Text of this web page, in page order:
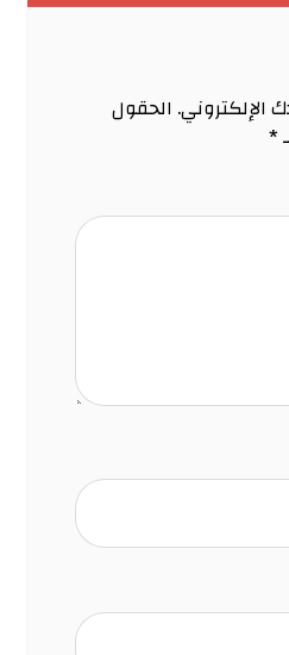
الإلكتروني. الحقول
*